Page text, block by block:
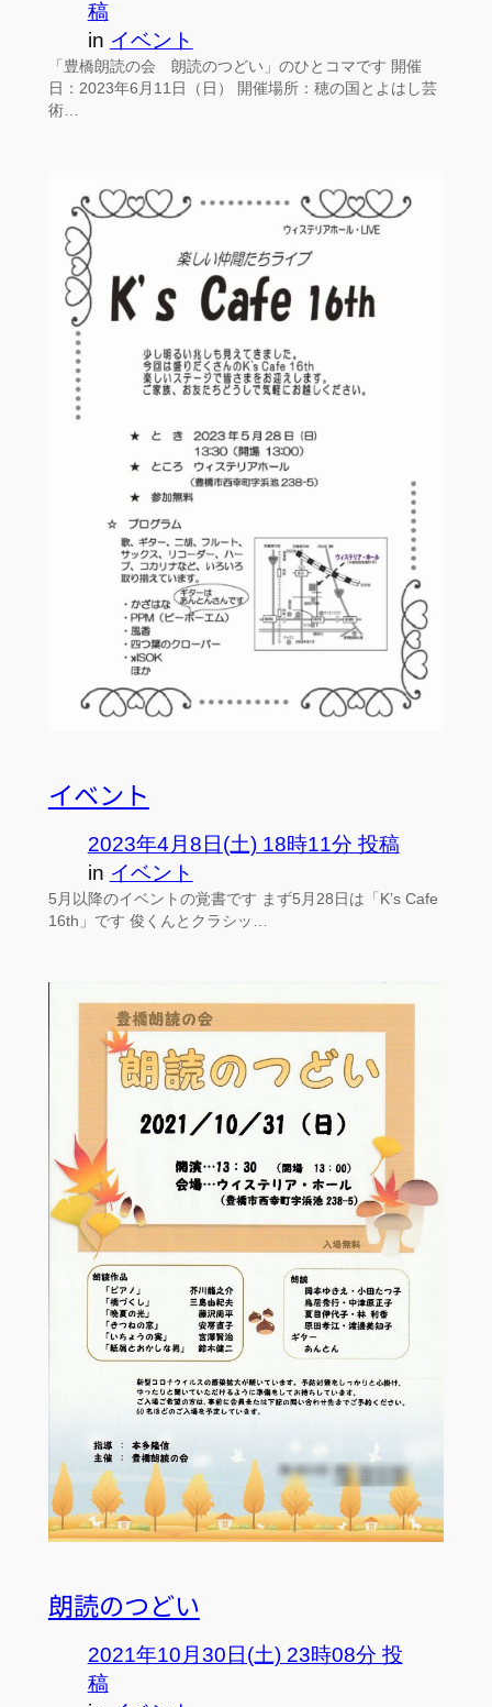
稿
in イベント
「豊橋朗読の会 朗読のつどい」のひとコマです 開催
日：2023年6月11日（日） 開催場所：穂の国とよはし芸
術…
イベント
2023年4月8日(土) 18時11分 投稿
in イベント
5月以降のイベントの覚書です まず5月28日は「K’s Cafe
16th」です 俊くんとクラシッ…
朗読のつどい
2021年10月30日(土) 23時08分 投
稿